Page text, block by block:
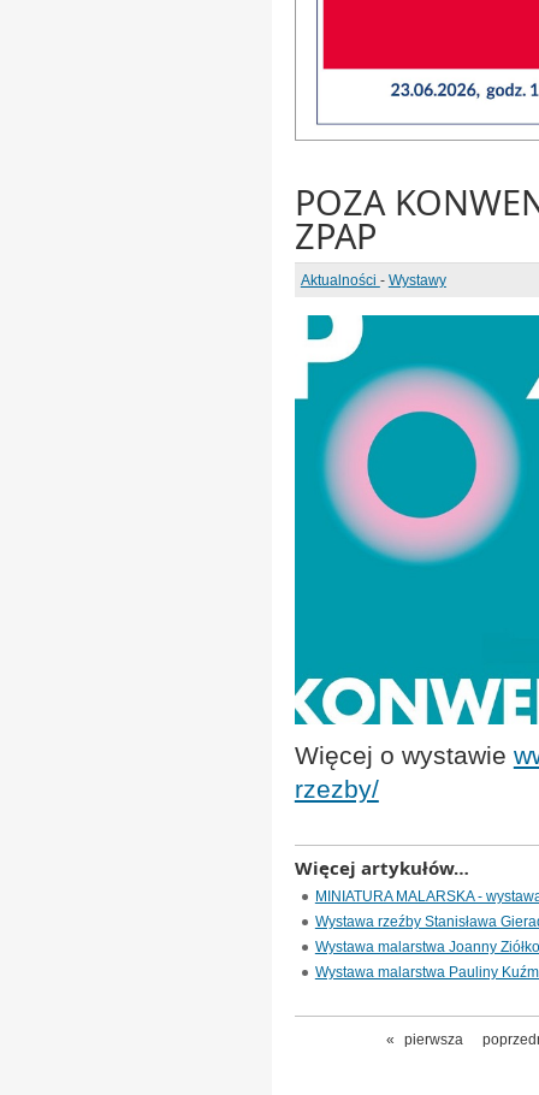
POZA
ZPAP
Aktualności - Wystawy
Więcej o wystawie
rzezby/
Więcej artykułów…
MINIATURA MALARSKA -
Wystawa rzeźby Stanisława
Wystawa malarstwa Joanny
Wystawa malarstwa Pauliny
« pierwsza